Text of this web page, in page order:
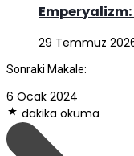
29 Temmuz
Sonraki Makale:
6 Ocak 2024
dakika okuma